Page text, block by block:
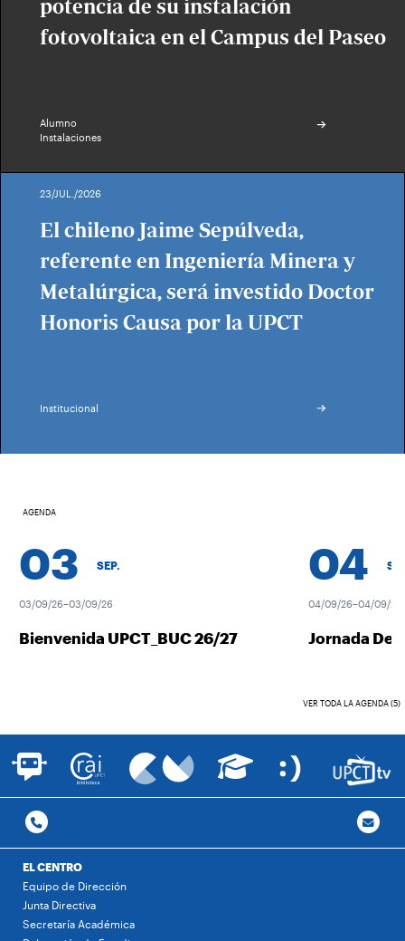
potencia de su instalación
fotovoltaica en el Campus del Paseo
Alumno
Instalaciones
23/JUL./2026
El chileno Jaime Sepúlveda,
referente en Ingeniería Minera y
Metalúrgica, será investido Doctor
Honoris Causa por la UPCT
Institucional
AGENDA
03 SEP.
03/09/26–03/09/26
Bienvenida UPCT_BUC 26/27
04 SEP.
04/09/26–04/09/26
Jornada
VER TODA LA AGENDA (5)
EL CENTRO
Equipo de Dirección
Junta Directiva
Secretaría Académica